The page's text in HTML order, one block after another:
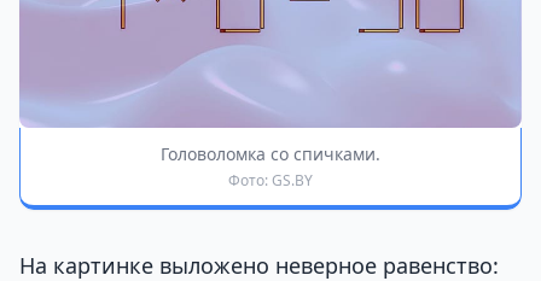
Головоломка со спичками.
Фото: GS.BY
На картинке выложено неверное равенство: